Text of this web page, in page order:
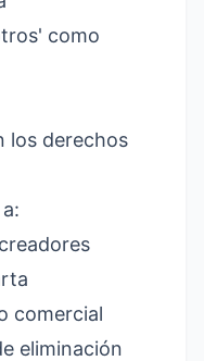
como
los derechos
comercial
eliminación